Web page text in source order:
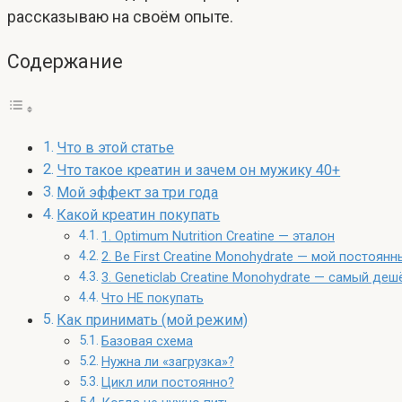
рассказываю на своём опыте.
Содержание
Что в этой статье
Что такое креатин и зачем он мужику 40+
Мой эффект за три года
Какой креатин покупать
1. Optimum Nutrition Creatine — эталон
2. Be First Creatine Monohydrate — мой
3. Geneticlab Creatine Monohydrate — самый
Что НЕ покупать
Как принимать (мой режим)
Базовая схема
Нужна ли «загрузка»?
Цикл или постоянно?